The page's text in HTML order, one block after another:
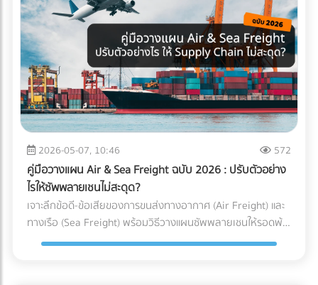
เป็นแบบไหน? (หากมีประตูฝั่งเดียว = บังคับตัว U, หากมีประตู
หน้า-หลัง = ทำตัว I ได้) คุณใช้รถโฟล์คลิฟต์กี่คัน? (ถ้างบจำกัด
และมีรถน้อย การใช้ผังตัว U จะช่วยให้บริหารการใช้รถโฟล์คลิฟต์
ได้คุ้มค่ากว่า) ความเร็วหรือพื้นที่ สำคัญกว่ากัน? (ตัว U เน้น
ประหยัดพื้นที่และยืดหยุ่น ส่วนตัว I เน้นความเร็วและลดคอขวด)
กำลังมองหาผู้เชี่ยวชาญด้านคลังสินค้าอยู่หรือเปล่า? การ
ออกแบบ Layout ที่ดีเป็นเพียงจุดเริ่มต้น การก่อสร้างโครงสร้าง
ที่แข็งแรง การติดตั้งชั้นวาง (Racking System) ที่ได้มาตรฐาน
และการวางระบบคลังสินค้า (WMS) คือฟันเฟืองที่ช่วยให้ธุรกิจ
ของคุณเติบโตอย่างมั่นคง หากคุณกำลังมองหา บริษัทรับเหมา
ก่อสร้างคลังสินค้า, ผู้ให้บริการออกแบบและติดตั้งระบบชั้นวาง
(Racking), หรือผู้ให้บริการ Logistics มืออาชีพ... ไม่ต้องเสีย
เวลาเสิร์ชหาให้ยุ่งยาก!
สิ้นปีถือว่าสายเกินไป วิธีแก้: ต้องทำการ "กระทบยอดบัญชี"
ระหว่าง Statement ธนาคาร กับสมุดบัญชีรายวันเป็นประจำ "ทุก
เดือน" รวมถึงต้องมีการนับสต็อกสินค้าให้ตรงกับตัวเลขในระบบ
อยู่เสมอ หากพบความผิดปกติจะได้ปรับปรุงแก้ไขได้ทันท่วงที 3
เหตุผลที่ธุรกิจยุค 2026 ขาด “สำนักงานบัญชีมืออาชีพ” ไม่ได้
การจ้างสำนักงานบัญชีที่ได้มาตรฐาน เป็นได้มากกว่าแค่งาน
ธุรการหรือผู้คีย์ข้อมูล ราคาที่ต้องจ่าย "ไม่ใช่ความสิ้นเปลือง แต่
คือการลงทุน" ที่ช่วยชี้ชะตาความอยู่รอดขององค์กรด้วย 3
เหตุผลหลัก ดังนี้: 1. เป็นเครื่องดักจับ Red Flags ก่อนถึงมือ AI
สรรพากร สำนักงานบัญชีมืออาชีพ (ที่มี CPA หรือ CPD ดูแล) จะ
ทำหน้าที่เป็น “แนวป้องกันแรก” ตรวจสอบความสอดคล้องของ
ตัวเลข (Reconciliation) เทียบเคียงสัดส่วนรายได้และค่าใช้จ่ายให้
สมเหตุสมผล และช่วยอุดรอยรั่วของข้อมูลก่อนยื่นต่อกรม
สรรพากร 2. เปลี่ยนผ่านการยื่นเอกสารกระดาษ สู่ Digital Tax
อย่างไร้รอยต่อ สำนักงานบัญชียุคใหม่จะมีเครื่องมือและ
2026-05-07, 10:46 572
คู่มือวางแผน Air & Sea Freight ฉบับ 2026 : ปรับตัวอย่าง
ไรให้ซัพพลายเชนไม่สะดุด?
เจาะลึกข้อดี-ข้อเสียของการขนส่งทางอากาศ (Air Freight) และ
ทางเรือ (Sea Freight) พร้อมวิธีวางแผนซัพพลายเชนให้รอดพ้น
ทุกวิกฤต ค้นหาพาร์ทเนอร์โลจิสติกส์ได้ที่ At-Once